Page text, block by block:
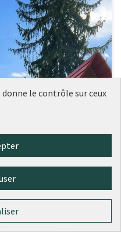
le contrôle sur ceux